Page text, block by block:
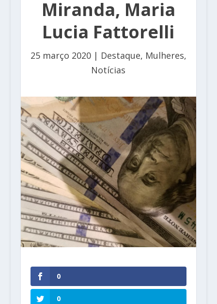
Miranda, Maria
Lucia Fattorelli
25 março 2020| Destaque, Mulheres,
Notícias
0
0